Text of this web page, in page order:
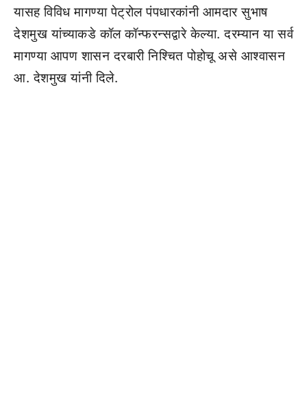
यासह विविध मागण्या पेट्रोल पंपधारकांनी आमदार सुभाष
देशमुख यांच्याकडे कॉल कॉन्फरन्सद्वारे केल्या. दरम्यान या सर्व
मागण्या आपण शासन दरबारी निश्चित पोहोचू असे आश्वासन
आ. देशमुख यांनी दिले.